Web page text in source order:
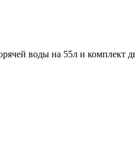
воды на 55л и комплект